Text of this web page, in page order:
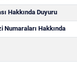
Hakkında Duyuru
Numaraları Hakkında